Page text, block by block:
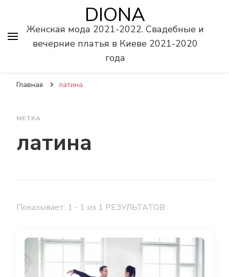
DIONA
Женская мода 2021-2022. Свадебные и
вечерние платья в Киеве 2021-2020
года
Главная латина
МЕТКА
латина
Показывает: 1 - 1 из 1 РЕЗУЛЬТАТОВ